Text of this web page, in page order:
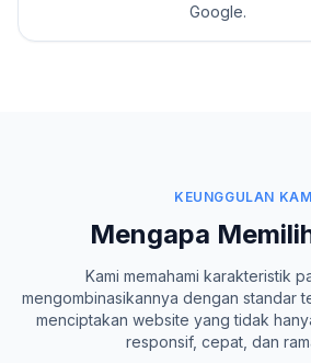
Google.
KEUNGGULAN
Mengapa
Kami memahami karakteristik
mengombinasikannya dengan standar
menciptakan website yang tidak
responsif, cepat, dan